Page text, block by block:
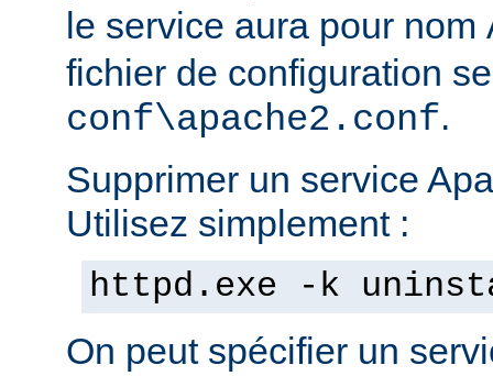
le service aura pour nom
fichier de configuration
conf\apache2.conf.
Supprimer un service
Utilisez simplement :
httpd.exe -k
On peut spécifier un